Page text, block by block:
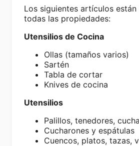
Los siguientes artículos
todas las propiedades:
Utensilios de Cocina
Ollas (tamaños varios)
Sartén
Tabla de cortar
Knives de cocina
Utensilios
Palillos, tenedores,
Cucharones y espátulas
Cuencos, platos, tazas,